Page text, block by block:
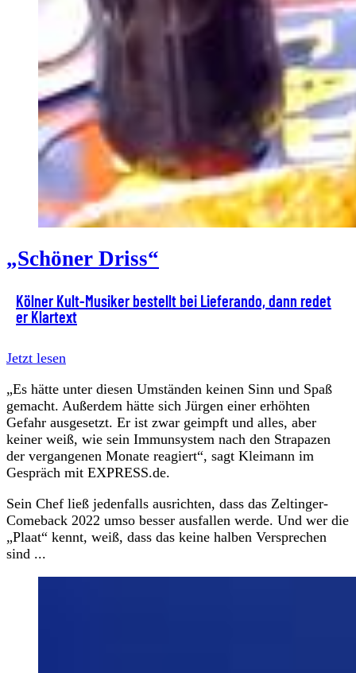
„Schöner Driss“
Kölner Kult-Musiker bestellt bei Lieferando, dann redet
er Klartext
Jetzt lesen
„Es hätte unter diesen Umständen keinen Sinn und Spaß
gemacht. Außerdem hätte sich Jürgen einer erhöhten
Gefahr ausgesetzt. Er ist zwar geimpft und alles, aber
keiner weiß, wie sein Immunsystem nach den Strapazen
der vergangenen Monate reagiert“, sagt Kleimann im
Gespräch mit EXPRESS.de.
Sein Chef ließ jedenfalls ausrichten, dass das Zeltinger-
Comeback 2022 umso besser ausfallen werde. Und wer die
„Plaat“ kennt, weiß, dass das keine halben Versprechen
sind ...